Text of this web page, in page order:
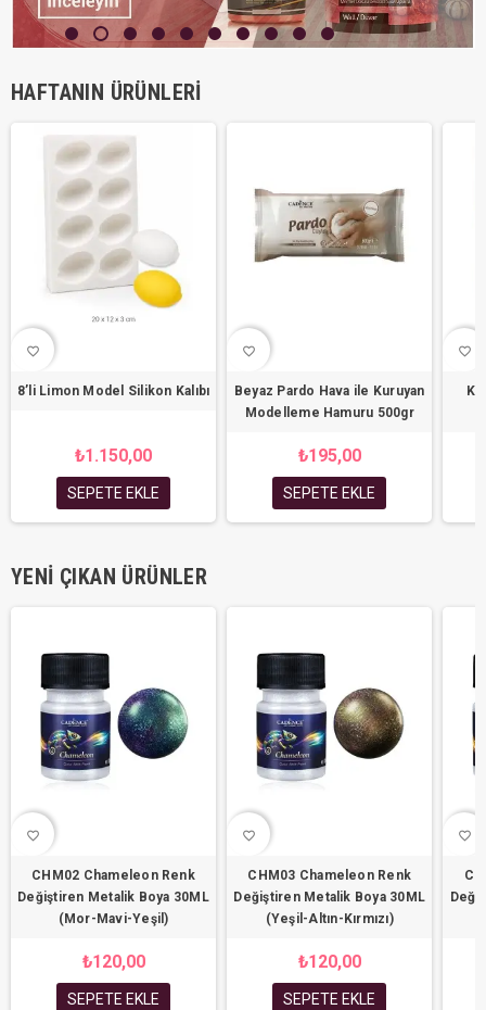
HAFTANIN ÜRÜNLERI
favorite_border
8’li Limon Model Silikon Kalıbı
₺1.150,00
SEPETE EKLE
favorite_border
Beyaz Pardo Hava ile Kuruyan
Modelleme Hamuru 500gr
₺195,00
SEPETE EKLE
favorite_border
YENI ÇIKAN ÜRÜNLER
favorite_border
CHM02 Chameleon Renk
Değiştiren Metalik Boya 30ML
(Mor-Mavi-Yeşil)
₺120,00
SEPETE EKLE
favorite_border
CHM03 Chameleon Renk
Değiştiren Metalik Boya 30ML
(Yeşil-Altın-Kırmızı)
₺120,00
SEPETE EKLE
favorite_border